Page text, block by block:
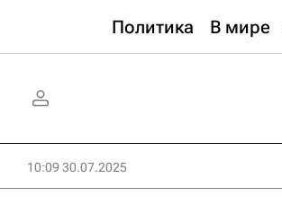
Политика В мире
10:09 30.07.2025